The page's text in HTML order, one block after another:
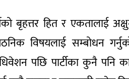
बृहत्तर हित र एकतालाई
विषयलाई सम्बोधन
पछि पार्टीका कुनै पनि